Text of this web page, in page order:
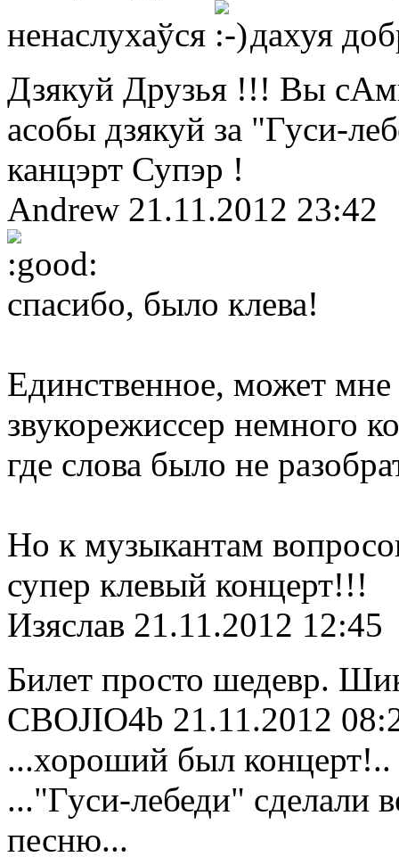
ненаслухаўся
дахуя
Дзякуй Друзья !!! Вы
асобы дзякуй за "Гуси-
канцэрт Супэр !
Andrew 21.11.2012 23:42
спасибо, было клева!
Единственное, может мне
звукорежиссер немного
где слова было не
Но к музыкантам
супер клевый концерт!!!
Изяслав 21.11.2012 12:45
Билет просто шедевр.
CBOJIO4b 21.11.2012
...хороший был концерт!..
..."Гуси-лебеди" сделали
песню...